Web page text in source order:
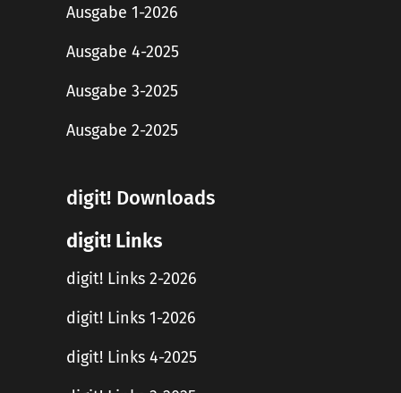
Ausgabe 1-2026
Ausgabe 4-2025
Ausgabe 3-2025
Ausgabe 2-2025
digit! Downloads
digit! Links
digit! Links 2-2026
digit! Links 1-2026
digit! Links 4-2025